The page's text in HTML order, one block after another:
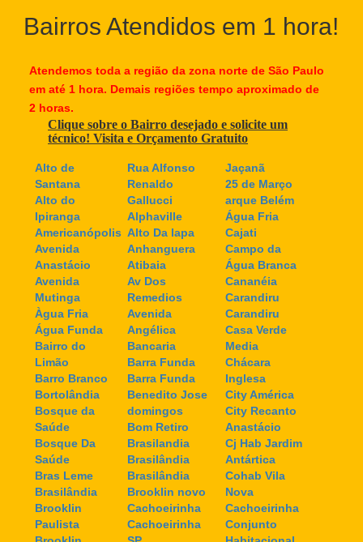
Bairros Atendidos em 1 hora!
Atendemos toda a região da zona norte de São Paulo
em até 1 hora. Demais regiões tempo aproximado de
2 horas.
Clique sobre o Bairro desejado e solicite um
técnico! Visita e Orçamento Gratuito
Alto de
Santana
Alto do
Ipiranga
Americanópolis
Avenida
Anastácio
Avenida
Mutinga
Àgua Fria
Água Funda
Bairro do
Limão
Barro Branco
Bortolândia
Bosque da
Saúde
Bosque Da
Saúde
Bras Leme
Brasilândia
Brooklin
Paulista
Rua Alfonso
Renaldo
Gallucci
Alphaville
Alto Da lapa
Anhanguera
Atibaia
Av Dos
Remedios
Avenida
Angélica
Bancaria
Barra Funda
Barra Funda
Benedito Jose
domingos
Bom Retiro
Brasilandia
Brasilândia
Brasilândia
Brooklin novo
Cachoeirinha
Cachoeirinha
Jaçanã
25 de Março
arque Belém
Água Fria
Cajati
Campo da
Água Branca
Cananéia
Carandiru
Carandiru
Casa Verde
Media
Chácara
Inglesa
City América
City Recanto
Anastácio
Cj Hab Jardim
Antártica
Cohab Vila
Nova
Cachoeirinha
Conjunto